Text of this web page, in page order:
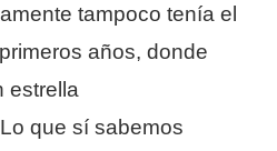
tampoco tenía el
años, donde
estrella
que sí sabemos